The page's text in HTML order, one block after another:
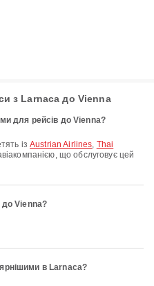
з Larnaca до Vienna
для рейсів до Vienna?
ізAustrian Airlines, Thai
що обслуговує цей
до Vienna?
в Larnaca?